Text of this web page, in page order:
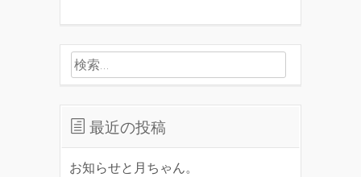
検索:
最近の投稿
お知らせと月ちゃん。